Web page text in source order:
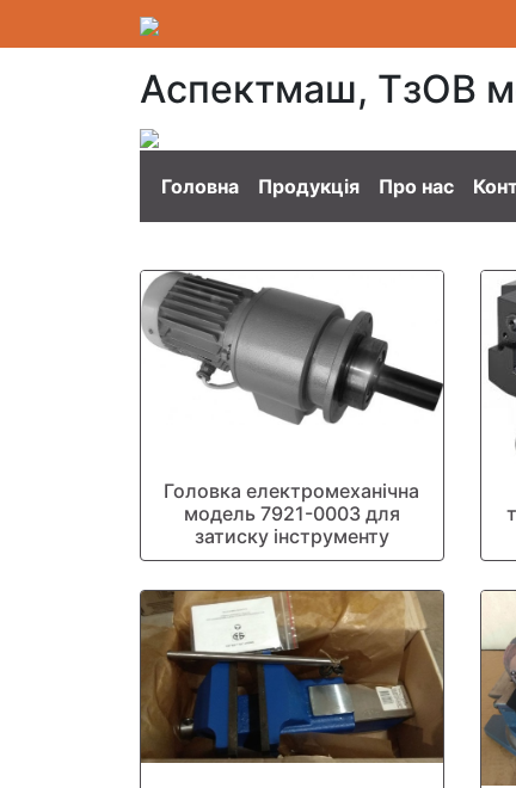
Аспектмаш, ТзОВ
Головна Продукція Про нас
Головка електромеханічна
модель 7921-0003 для
затиску інструменту